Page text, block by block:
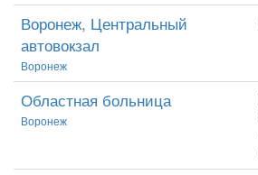
Воронеж, Центральный
автовокзал
Воронеж
Областная больница
Воронеж